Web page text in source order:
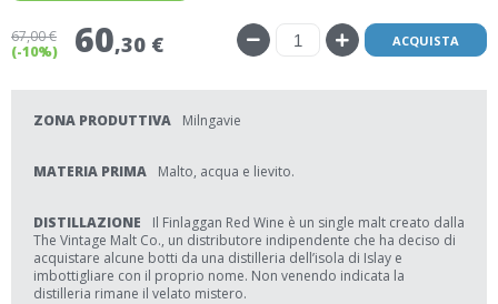
67,00 €
(-10%)
60,30 € ACQUISTA
ZONA PRODUTTIVA Milngavie
MATERIA PRIMA Malto, acqua e lievito.
DISTILLAZIONE
Il Finlaggan Red Wine è un single malt creato dalla
The Vintage Malt Co., un distributore indipendente che ha deciso di
acquistare alcune botti da una distilleria dell’isola di Islay e
imbottigliare con il proprio nome. Non venendo indicata la
distilleria rimane il velato mistero.